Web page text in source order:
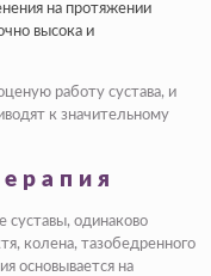
на протяжении
высока и
работу сустава, и
к значительному
суставы, одинаково
колена, тазобедренного
основывается на